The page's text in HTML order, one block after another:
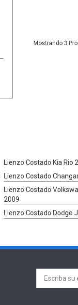
3
Lienzo Costado Kia Rio
Lienzo Costado
Lienzo Costado
2009
Lienzo Costado Dodge